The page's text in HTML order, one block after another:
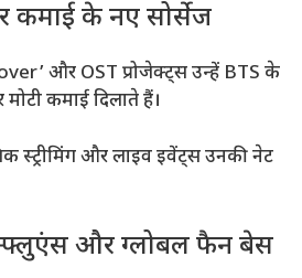
कमाई के नए सोर्सेज
और OST प्रोजेक्ट्स उन्हें BTS के
कमाई दिलाते हैं।
स्ट्रीमिंग और लाइव इवेंट्स उनकी नेट
और ग्लोबल फैन बेस